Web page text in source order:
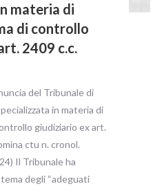
materia di
di controllo
2409 c.c.
del Tribunale di
in materia di
giudiziario ex art.
ctu n. cronol.
Il Tribunale ha
degli “adeguati